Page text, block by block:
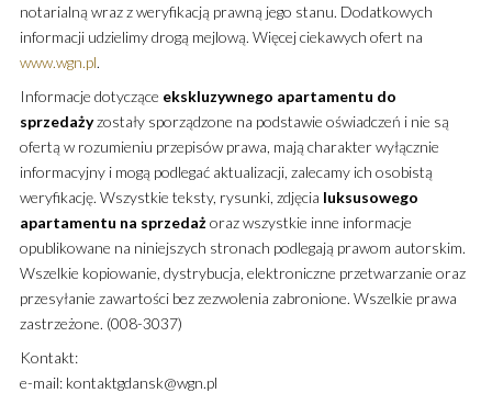
notarialną wraz z weryfikacją prawną jego stanu. Dodatkowych
informacji udzielimy drogą mejlową. Więcej ciekawych ofert na
www.wgn.pl.
Informacje dotyczące ekskluzywnego apartamentu do
sprzedażyzostały sporządzone na podstawie oświadczeń i nie są
ofertą w rozumieniu przepisów prawa, mają charakter wyłącznie
informacyjny i mogą podlegać aktualizacji, zalecamy ich osobistą
weryfikację. Wszystkie teksty, rysunki, zdjęcia luksusowego
apartamentu na sprzedażoraz wszystkie inne informacje
opublikowane na niniejszych stronach podlegają prawom autorskim.
Wszelkie kopiowanie, dystrybucja, elektroniczne przetwarzanie oraz
przesyłanie zawartości bez zezwolenia zabronione. Wszelkie prawa
zastrzeżone. (008-3037)
Kontakt:
e-mail: kontaktgdansk@wgn.pl